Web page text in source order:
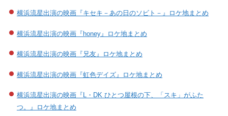
横浜流星出演の映画『キセキ－あの日のソビト－』ロケ地まとめ
横浜流星出演の映画『honey』ロケ地まとめ
横浜流星出演の映画『兄友』ロケ地まとめ
横浜流星出演の映画『虹色デイズ』ロケ地まとめ
横浜流星出演の映画『L・DK ひとつ屋根の下、「スキ」がふた
つ。』ロケ地まとめ